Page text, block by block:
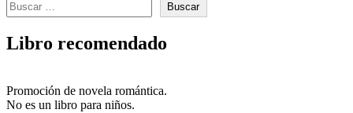
Buscar
Libro recomendado
Promoción de novela romántica.
No es un libro para niños.